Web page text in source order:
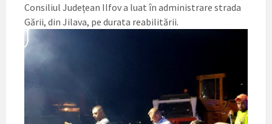
Consiliul Județean Ilfov a luat în administrare strada
Gării, din Jilava, pe durata reabilitării.